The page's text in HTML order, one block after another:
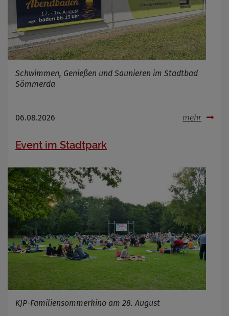
Schwimmen, Genießen und Saunieren im Stadtbad
Sömmerda
06.08.2026 mehr
Event im Stadtpark
KJP-Familiensommerkino am 28. August